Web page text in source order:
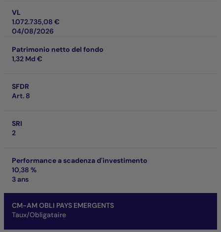
VL
1.072.735,08 €
04/08/2026
Patrimonio netto del fondo
1,32 Md €
SFDR
Art. 8
SRI
2
Performance a scadenza d'investimento
10,38 %
3 ans
CM-AM OBLI PAYS EMERGENTS
Taux/Obligataire